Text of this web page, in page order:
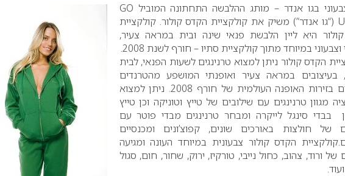
בגו אנדר – מותג ההלבשה התחתונה המוביל GO
(“גו אנדר”) משיק את קולקציית הקדס קולור. קולקציית
היא ליין הלבשת פנאי שינה ובית במראה צעיר,
וצבעוני במיוחד מתוך קולקציית סתיו – חורף לשנת .2008
הקדס קולור ניתן למצוא טרנינגים לשעות הפנאי, לבית
בעיצובים במראה צעיר ואופנתי המושפע מהטרנדים
בזירות האופנה העולמית של חורף 2008. ניתן למצוא
מגוון טרנינגים עם שילובים של טייץ וטוניקה וכן טייץ
בבדי סינגל לייקרה ומבחר טרנינגים מבדי פוטר עם
של חולצות באורכים שונים, קפוצ’ונים ומכנסיים
קולקציית הקדס קולור צבעונית במיוחד העונה ומגיעה
של ורוד, צהוב, כחול נייבי, טורקיז, ירוק, שחור, חום, סגול